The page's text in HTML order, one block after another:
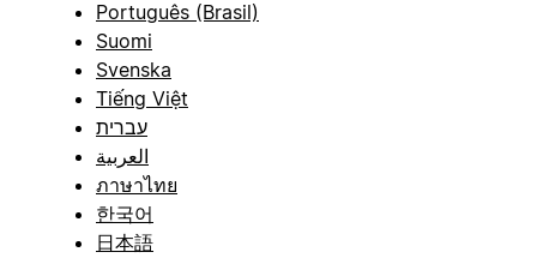
Português (Brasil)
Suomi
Svenska
Tiếng Việt
עברית
العربية
ภาษาไทย
한국어
日本語